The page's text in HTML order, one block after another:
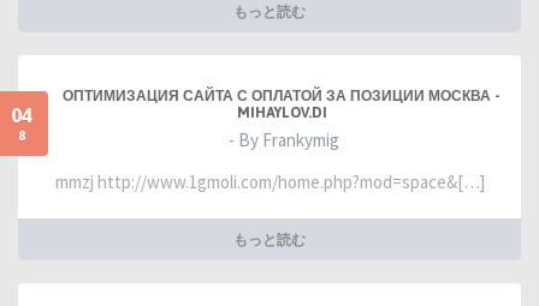
もっと読む
04
8
ОПТИМИЗАЦИЯ САЙТА С ОПЛАТОЙ ЗА ПОЗИЦИИ МОСКВА -
MIHAYLOV.DI
- By Frankymig
mmzj http://www.1gmoli.com/home.php?mod=space&[…]
もっと読む